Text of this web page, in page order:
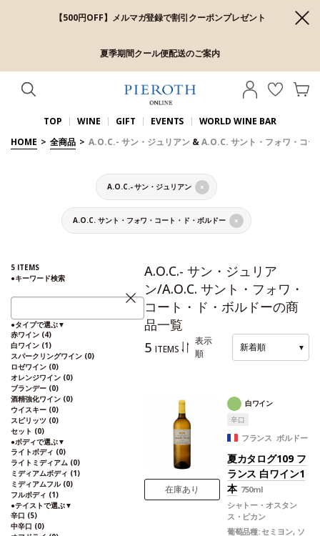
【500円OFF】メルマガ登録で割引クーポンプレゼント
夏季期間クール便配送のご案内
TOP WINE GIFT EVENTS
WORLD WINE BAR
HOME > 全商品 > A.O.C.- サン・ジュリアン&A.O.C. サント・フォワ・コー
A.O.C.- サン・ジュリアン ×
A.O.C. サント・フォワ・コート・ド・ボルドー ×
5 ITEMS
●キーワード検索
●タイプで選ぶ▼
赤ワイン (4)
白ワイン (1)
スパークリングワイン (0)
ロゼワイン (0)
オレンジワイン (0)
ブランデー (0)
酒精強化ワイン (0)
ウイスキー (0)
スピリッツ (0)
セット (0)
●ボディで選ぶ▼
ライトボディ (0)
ライトミディアム (0)
ミディアムボディ (1)
ミディアムフル (0)
フルボディ (1)
●テイストで選ぶ▼
辛口 (5)
中辛口 (0)
A.O.C.- サン・ジュリア
ン/A.O.C. サント・フォワ・
コート・ド・ボルドーの商
品一覧
5 ITEMS
表示
順
新着順 ▼
在庫あり
白ワイン
辛口
フランス ボルドー
夏カタログ109 フ
ランス 白ワイン1
本 750ml
シャトー・オスタン
ス・ピカン
葡萄品種:セミヨン, ソ